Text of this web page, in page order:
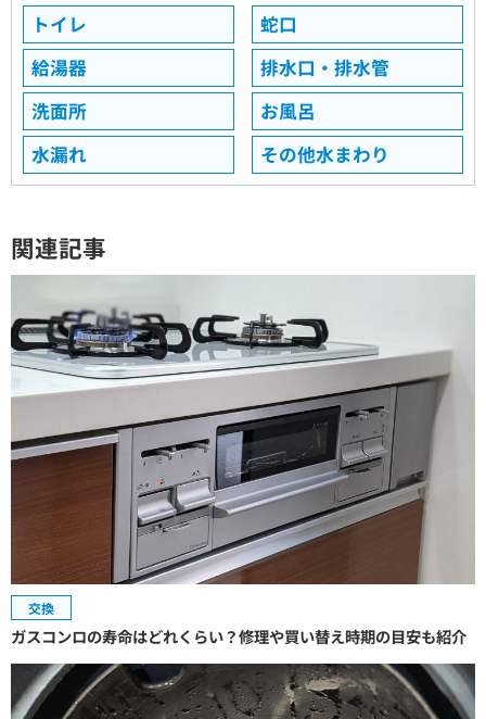
トイレ
蛇口
給湯器
排水口・排水管
洗面所
お風呂
水漏れ
その他水まわり
関連記事
交換
ガスコンロの寿命はどれくらい？修理や買い替え時期の目安も紹介